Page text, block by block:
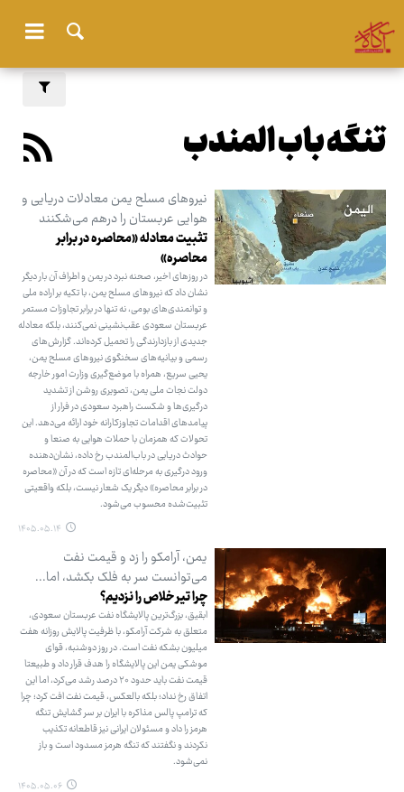
تنگه باب المندب
نیروهای مسلح یمن معادلات دریایی و
هوایی عربستان را درهم می‌شکنند
تثبیت معادله «محاصره در برابر
محاصره»
در روزهای اخیر، صحنه نبرد در یمن و اطراف آن بار دیگر
نشان داد که نیروهای مسلح یمن، با تکیه بر اراده ملی
و توانمندی‌های بومی، نه تنها در برابر تجاوزات مستمر
عربستان سعودی عقب‌نشینی نمی‌کنند، بلکه معادله
جدیدی از بازدارندگی را تحمیل کرده‌اند. گزارش‌های
رسمی و بیانیه‌های سخنگوی نیروهای مسلح یمن،
یحیی سریع، همراه با موضع‌گیری وزارت امور خارجه
دولت نجات ملی یمن، تصویری روشن از تشدید
درگیری‌ها و شکست راهبرد سعودی در فرار از
پیامدهای اقدامات تجاوزکارانه خود ارائه می‌دهد. این
تحولات که همزمان با حملات هوایی به صنعا و
حوادث دریایی در باب‌المندب رخ داده، نشان‌دهنده
ورود درگیری به مرحله‌ای تازه است که در آن «محاصره
در برابر محاصره» دیگر یک شعار نیست، بلکه واقعیتی
تثبیت‌شده محسوب می‌شود.
۱۴۰۵.۰۵.۱۴
یمن، آرامکو را زد و قیمت نفت
می‌توانست سر به فلک بکشد، اما...
چرا تیر خلاص را نزدیم؟
ابقیق، بزرگ‌ترین پالایشگاه نفت عربستان سعودی،
متعلق به شرکت آرامکو، با ظرفیت پالایش روزانه هفت
میلیون بشکه نفت است. در روز دوشنبه، قوای
موشکی یمن این پالایشگاه را هدف قرار داد و طبیعتا
قیمت نفت باید حدود ۲۰ درصد رشد می‌کرد، اما این
اتفاق رخ نداد؛ بلکه بالعکس، قیمت نفت افت کرد؛ چرا
که ترامپ پالس مذاکره با ایران بر سر گشایش تنگه
هرمز را داد و مسئولان ایرانی نیز قاطعانه تکذیب
نکردند و نگفتند که تنگه هرمز مسدود است و باز
نمی‌شود.
۱۴۰۵.۰۵.۰۶